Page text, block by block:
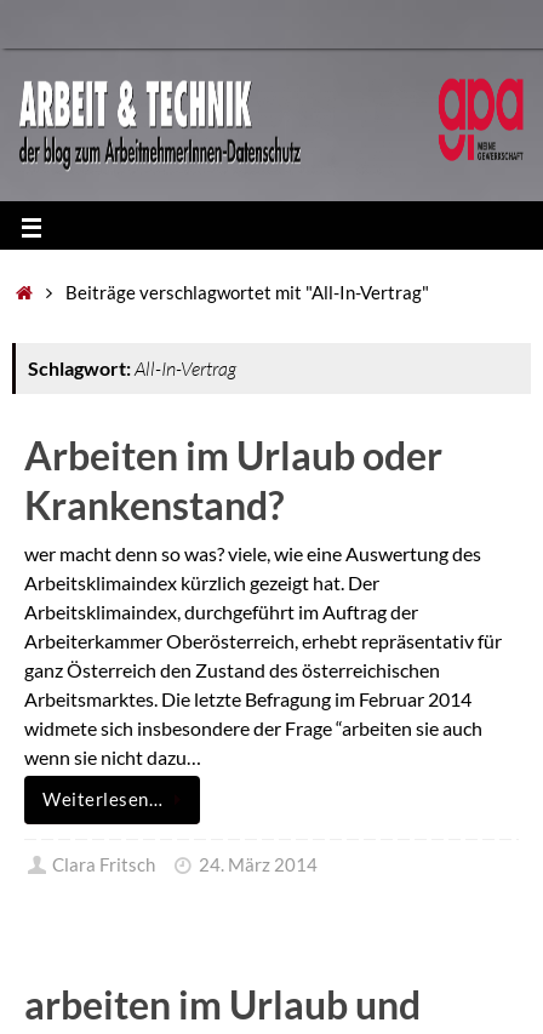
Beiträge verschlagwortet mit "All-In-Vertrag"
Schlagwort:All-In-Vertrag
Arbeiten im Urlaub oder
Krankenstand?
wer macht denn so was? viele, wie eine Auswertung des
Arbeitsklimaindex kürzlich gezeigt hat. Der
Arbeitsklimaindex, durchgeführt im Auftrag der
Arbeiterkammer Oberösterreich, erhebt repräsentativ für
ganz Österreich den Zustand des österreichischen
Arbeitsmarktes. Die letzte Befragung im Februar 2014
widmete sich insbesondere der Frage “arbeiten sie auch
wenn sie nicht dazu…
Weiterlesen…
Clara Fritsch 24. März 2014
arbeiten im Urlaub und